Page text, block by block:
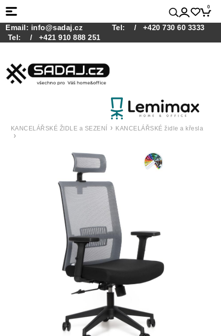
0
Email: info@sadaj.cz Tel:
/ +420 730 60 3333
Tel:
/ +421 910 888 251
KANCELÁŘSKÉ ŽIDLE a SEZENÍ KANCELÁŘSKÉ židle a křesla